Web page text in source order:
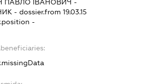
ПАВЛО ІВАНОВИЧ -
- dossier.from 19.03.15
-